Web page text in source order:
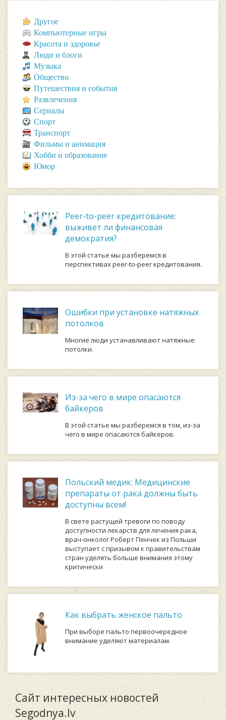
Другое
Компьютерные игры
Красота и здоровье
Люди и блоги
Музыка
Общество
Путешествия и события
Развлечения
Сериалы
Спорт
Транспорт
Фильмы и анимация
Хобби и образование
Юмор
Peer-to-peer кредитование:
выживет ли финансовая
демократия?
В этой статье мы разберемся в
перспективах peer-to-peer кредитования.
Ошибки при установке натяжных
потолков
Многие люди устанавливают натяжные
потолки.
Из-за чего в мире опасаются
байкеров
В этой статье мы разберемся в том, из-за
чего в мире опасаются байкеров.
Польский медик: Медицинские
препараты от рака должны быть
доступны всем!
В свете растущей тревоги по поводу
доступности лекарств для лечения рака,
врач-онколог Роберт Пенчек из Польши
выступает с призывом к правительствам
стран уделять больше внимания этому
критически
Как выбрать женское пальто
При выборе пальто первоочередное
внимание уделяют материалам.
Сайт интересных новостей
Segodnya.lv